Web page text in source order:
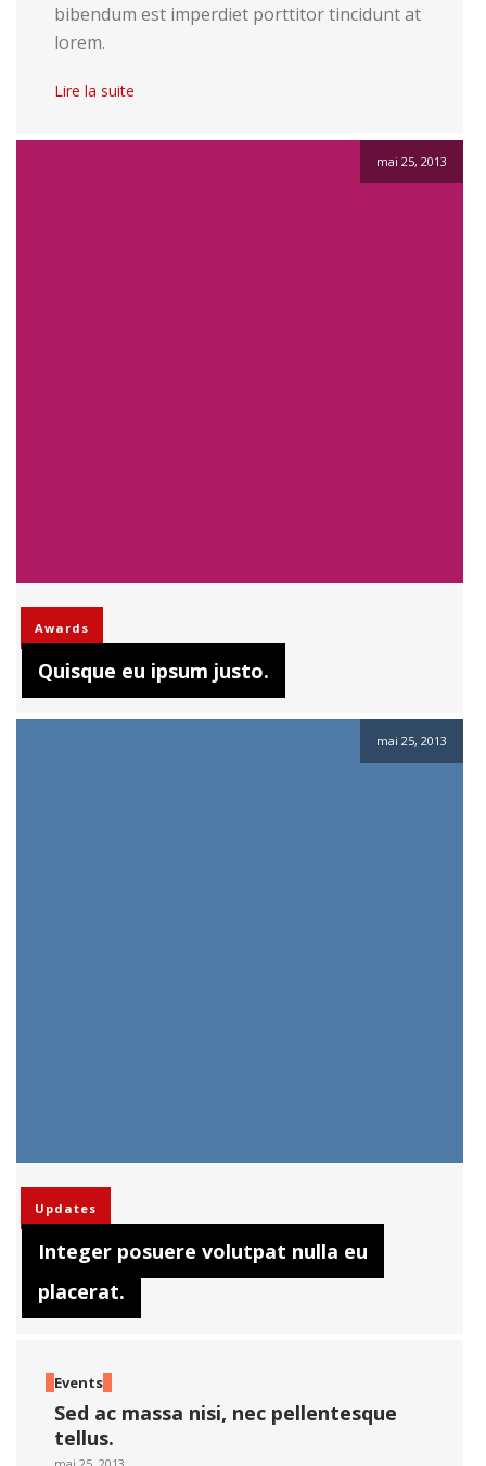
bibendum est imperdiet porttitor tincidunt at
lorem.
Lire la suite
mai 25, 2013
Awards
Quisque eu ipsum justo.
mai 25, 2013
Updates
Integer posuere volutpat nulla eu
placerat.
Events
Sed ac massa nisi, nec pellentesque
tellus.